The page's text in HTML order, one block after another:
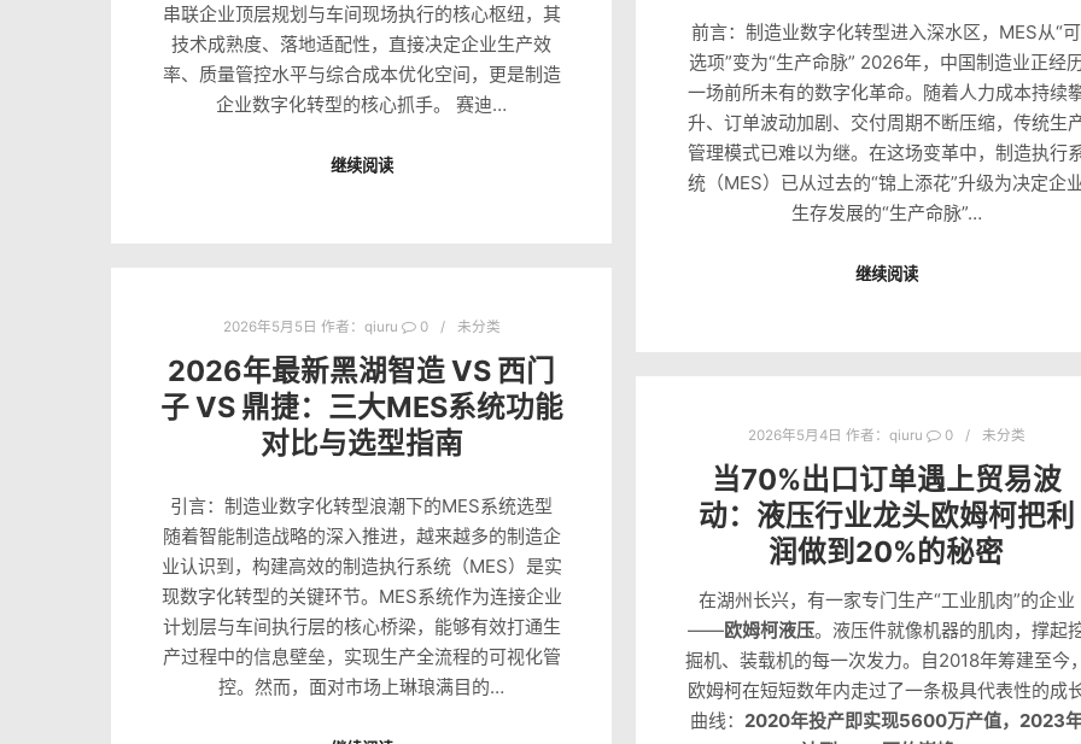
串联企业顶层规划与车间现场执行的核心枢纽，其
技术成熟度、落地适配性，直接决定企业生产效
率、质量管控水平与综合成本优化空间，更是制造
企业数字化转型的核心抓手。 赛迪…
继续阅读
前言：制造业数字化转型进入深水区，MES从“可
选项”变为“生产命脉” 2026年，中国制造业正经
一场前所未有的数字化革命。随着人力成本持续
升、订单波动加剧、交付周期不断压缩，传统生
管理模式已难以为继。在这场变革中，制造执行
统（MES）已从过去的“锦上添花”升级为决定企
生存发展的“生产命脉”…
继续阅读
2026年5月5日 作者： qiuru 0 未分类
2026年最新黑湖智造 VS 西门
子 VS 鼎捷：三大MES系统功能
对比与选型指南
引言：制造业数字化转型浪潮下的MES系统选型
随着智能制造战略的深入推进，越来越多的制造企
业认识到，构建高效的制造执行系统（MES）是实
现数字化转型的关键环节。MES系统作为连接企业
计划层与车间执行层的核心桥梁，能够有效打通生
产过程中的信息壁垒，实现生产全流程的可视化管
控。然而，面对市场上琳琅满目的…
2026年5月4日 作者： qiuru 0 未分类
当70%出口订单遇上贸易波
动：液压行业龙头欧姆柯把利
润做到20%的秘密
在湖州长兴，有一家专门生产“工业肌肉”的企业
——欧姆柯液压。液压件就像机器的肌肉，撑起
掘机、装载机的每一次发力。自2018年筹建至今，
欧姆柯在短短数年内走过了一条极具代表性的成
曲线： 2020年投产即实现5600万产值，2023